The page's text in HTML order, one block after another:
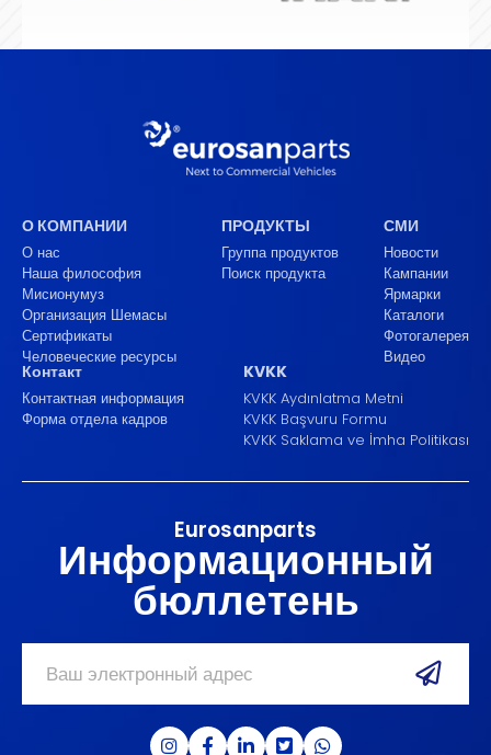
Eurosanparts
Информационный
бюллетень
О КОМПАНИИ
О нас
Наша философия
Мисионумуз
Организация Шемасы
Сертификаты
Человеческие ресурсы
ПРОДУКТЫ
Группа продуктов
Поиск продукта
СМИ
Новости
Кампании
Ярмарки
Каталоги
Фотогалерея
Видео
Контакт
Контактная информация
Форма отдела кадров
KVKK
KVKK Aydınlatma Metni
KVKK Başvuru Formu
KVKK Saklama ve İmha Politikası